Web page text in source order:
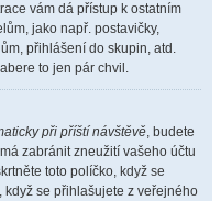
vám dá přístup k ostatním
jako např. postavičky,
přihlášení do skupin, atd.
to jen pár chvil.
při příští návštěvě, budete
zabránit zneužití vašeho účtu
toto políčko, když se
se přihlašujete z veřejného